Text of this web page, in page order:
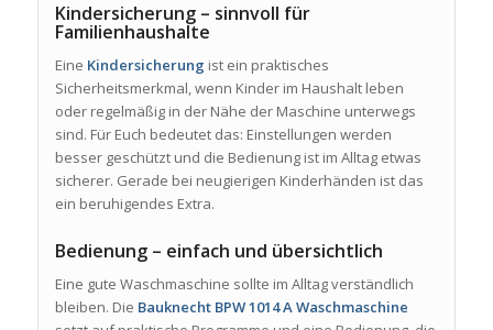
Kindersicherung – sinnvoll für
Familienhaushalte
Eine Kindersicherung ist ein praktisches
Sicherheitsmerkmal, wenn Kinder im Haushalt leben
oder regelmäßig in der Nähe der Maschine unterwegs
sind. Für Euch bedeutet das: Einstellungen werden
besser geschützt und die Bedienung ist im Alltag etwas
sicherer. Gerade bei neugierigen Kinderhänden ist das
ein beruhigendes Extra.
Bedienung – einfach und übersichtlich
Eine gute Waschmaschine sollte im Alltag verständlich
bleiben. Die Bauknecht BPW 1014 A Waschmaschine